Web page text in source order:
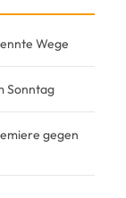
Wege
Sonntag
gegen